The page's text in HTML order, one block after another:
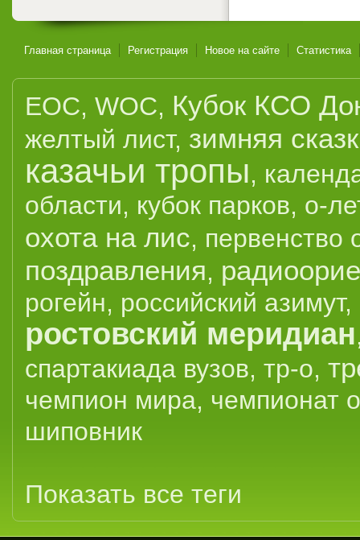
Главная страница Регистрация Новое на сайте Статистика
EOC, WOC, Кубок КСО
желтый лист, зимняя
казачьи тропы,
области, кубок парков, о-
охота на лис, первенство
поздравления,
рогейн, российский азимут,
ростовский меридиан
спартакиада вузов, тр-о,
чемпион мира, чемпионат
шиповник
Показать все теги